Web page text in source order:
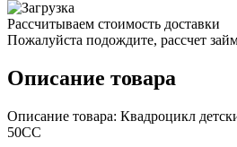
Рассчитываем стоимость доставки
Пожалуйста подождите, рассчет
Описание товара
Описание товара: Квадроцикл
50CC